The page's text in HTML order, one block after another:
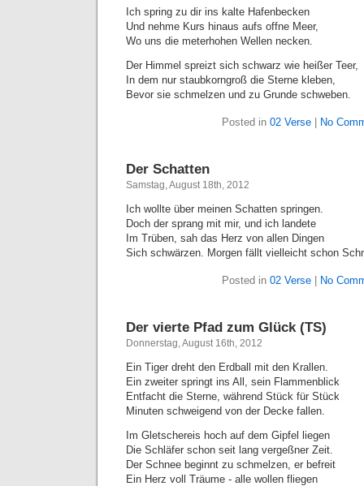
Ich spring zu dir ins kalte Hafenbecken
Und nehme Kurs hinaus aufs offne Meer,
Wo uns die meterhohen Wellen necken.
Der Himmel spreizt sich schwarz wie heißer Teer,
In dem nur staubkorngroß die Sterne kleben,
Bevor sie schmelzen und zu Grunde schweben.
Posted in 02 Verse| No
Der Schatten
Samstag, August 18th, 2012
Ich wollte über meinen Schatten springen.
Doch der sprang mit mir, und ich landete
Im Trüben, sah das Herz von allen Dingen
Sich schwärzen. Morgen fällt vielleicht schon
Posted in 02 Verse| No
Der vierte Pfad zum Glück (TS)
Donnerstag, August 16th, 2012
Ein Tiger dreht den Erdball mit den Krallen.
Ein zweiter springt ins All, sein Flammenblick
Entfacht die Sterne, während Stück für Stück
Minuten schweigend von der Decke fallen.
Im Gletschereis hoch auf dem Gipfel liegen
Die Schläfer schon seit lang vergeßner Zeit.
Der Schnee beginnt zu schmelzen, er befreit
Ein Herz voll Träume - alle wollen fliegen